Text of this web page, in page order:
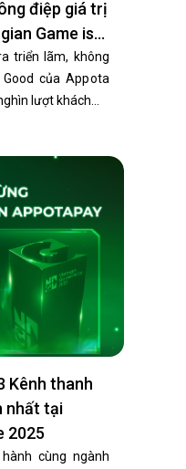
điệp giá trị
Game is
triển lãm, không
của Appota
lượt khách…
Kênh thanh
nhất tại
2025
cùng ngành